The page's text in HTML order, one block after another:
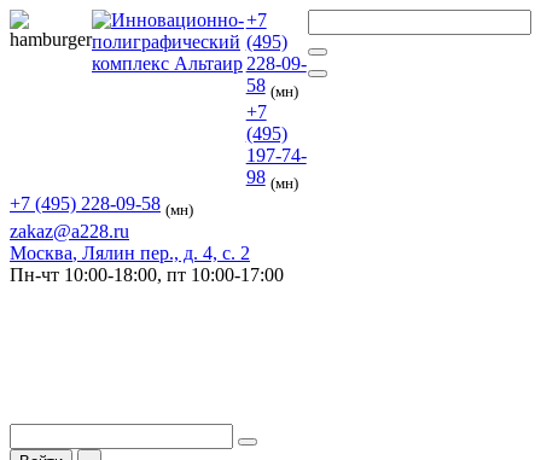
+7
(495)
228-09-
58 (мн)
+7
(495)
197-74-
98 (мн)
+7 (495) 228-09-58 (мн)
zakaz@a228.ru
Москва, Лялин пер., д. 4, с. 2
Пн-чт 10:00-18:00, пт 10:00-17:00